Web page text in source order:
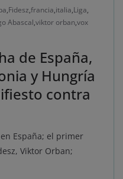
,Fidesz,francia,italia,Liga,
Abascal,viktor orban,vox
de España,
y Hungría
contra
España; el primer
Viktor Orban;